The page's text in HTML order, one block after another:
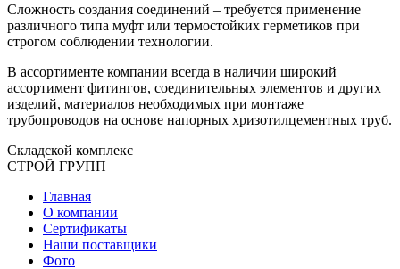
Сложность создания соединений – требуется применение
различного типа муфт или термостойких герметиков при
строгом соблюдении технологии.
В ассортименте компании всегда в наличии широкий
ассортимент фитингов, соединительных элементов и других
изделий, материалов необходимых при монтаже
трубопроводов на основе напорных хризотилцементных труб.
Складской комплекс
СТРОЙ ГРУПП
Главная
О компании
Сертификаты
Наши поставщики
Фото